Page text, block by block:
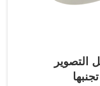
التصوير